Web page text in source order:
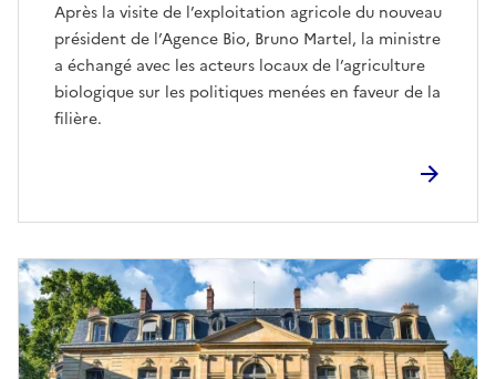
Après la visite de l’exploitation agricole du nouveau
président de l’Agence Bio, Bruno Martel, la ministre
a échangé avec les acteurs locaux de l’agriculture
biologique sur les politiques menées en faveur de la
filière.